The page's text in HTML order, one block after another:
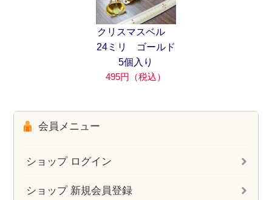
クリスマスベル
24ミリ ゴールド
5個入り
495円（税込）
会員メニュー
ショップ ログイン
ショップ 新規会員登録